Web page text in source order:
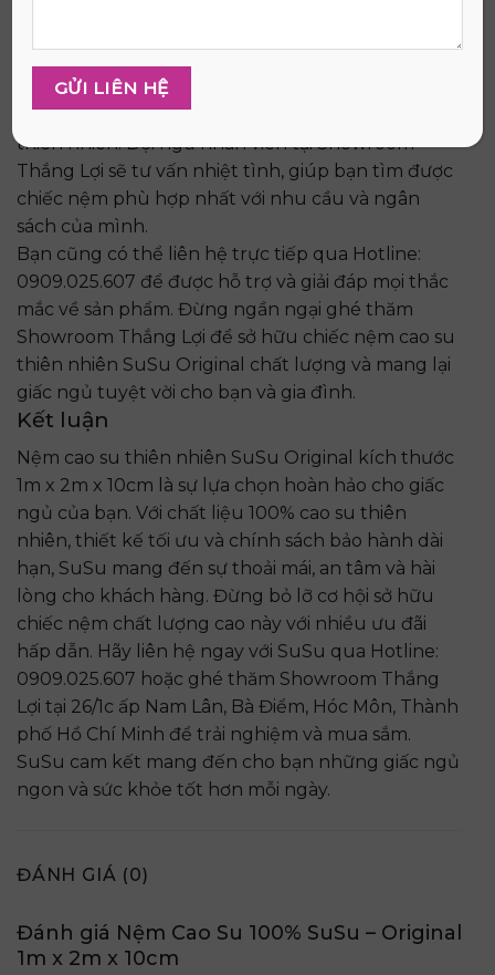
Tại đây, bạn sẽ được trải nghiệm và lựa chọn sản
phẩm chính hãng với chất lượng 100% cao su
thiên nhiên. Đội ngũ nhân viên tại Showroom
Thắng Lợi sẽ tư vấn nhiệt tình, giúp bạn tìm được
chiếc nệm phù hợp nhất với nhu cầu và ngân
sách của mình.
Bạn cũng có thể liên hệ trực tiếp qua Hotline:
0909.025.607 để được hỗ trợ và giải đáp mọi thắc
mắc về sản phẩm. Đừng ngần ngại ghé thăm
Showroom Thắng Lợi để sở hữu chiếc nệm cao su
thiên nhiên SuSu Original chất lượng và mang lại
giấc ngủ tuyệt vời cho bạn và gia đình.
Kết luận
Nệm cao su thiên nhiên SuSu Original kích thước
1m x 2m x 10cm là sự lựa chọn hoàn hảo cho giấc
ngủ của bạn. Với chất liệu 100% cao su thiên
nhiên, thiết kế tối ưu và chính sách bảo hành dài
hạn, SuSu mang đến sự thoải mái, an tâm và hài
lòng cho khách hàng. Đừng bỏ lỡ cơ hội sở hữu
chiếc nệm chất lượng cao này với nhiều ưu đãi
hấp dẫn. Hãy liên hệ ngay với SuSu qua Hotline:
0909.025.607 hoặc ghé thăm Showroom Thắng
Lợi tại 26/1c ấp Nam Lân, Bà Điểm, Hóc Môn, Thành
phố Hồ Chí Minh để trải nghiệm và mua sắm.
SuSu cam kết mang đến cho bạn những giấc ngủ
ngon và sức khỏe tốt hơn mỗi ngày.
ĐÁNH GIÁ (0)
Đánh giá Nệm Cao Su 100% SuSu – Original
1m x 2m x 10cm